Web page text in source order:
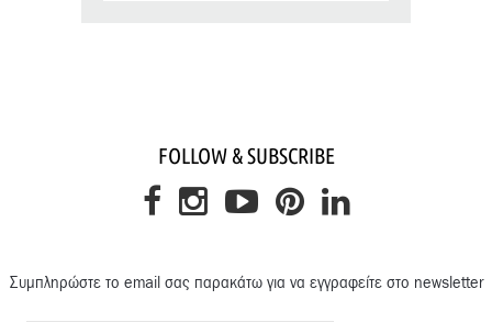
FOLLOW & SUBSCRIBE
Συμπληρώστε το email σας παρακάτω για να εγγραφείτε στο newsletter